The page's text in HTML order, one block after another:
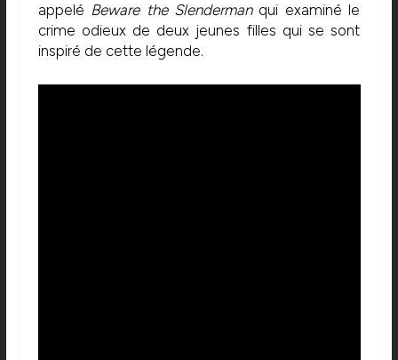
appelé Beware the Slendermanqui examiné le
crime odieux de deux jeunes filles qui se sont
inspiré de cette légende.